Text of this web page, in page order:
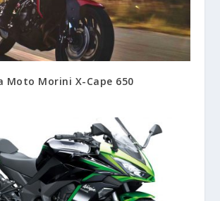
Moto Morini X-Cape 650